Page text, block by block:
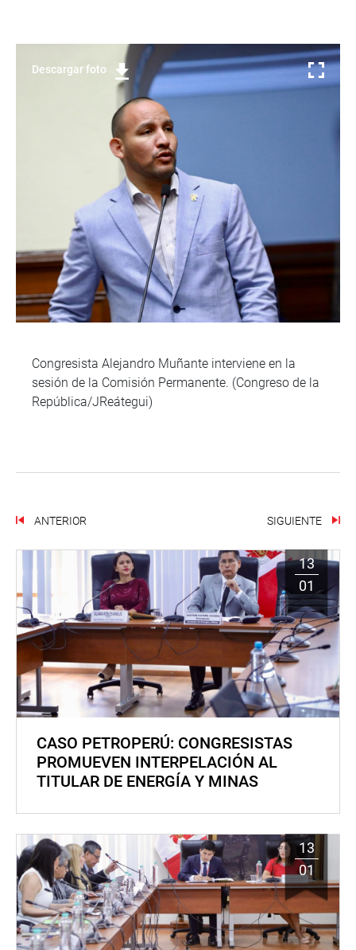
Descargar foto
Congresista Alejandro Muñante interviene en la
sesión de la Comisión Permanente. (Congreso de la
República/JReátegui)
ANTERIOR SIGUIENTE
13
01
CASO PETROPERÚ: CONGRESISTAS
PROMUEVEN INTERPELACIÓN AL
TITULAR DE ENERGÍA Y MINAS
13
01